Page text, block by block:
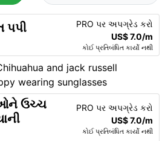
પપી
PRO પર અપગ્રેડ કરો
US$ 7.0/m
કોઈ પ્રતિબંધિત કાર્યો નથી
ઉચ્ચ
PRO પર અપગ્રેડ કરો
US$ 7.0/m
કોઈ પ્રતિબંધિત કાર્યો નથી